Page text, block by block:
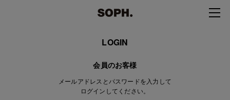
LOGIN
会員のお客様
メールアドレスとパスワードを入力して
ログインしてください。